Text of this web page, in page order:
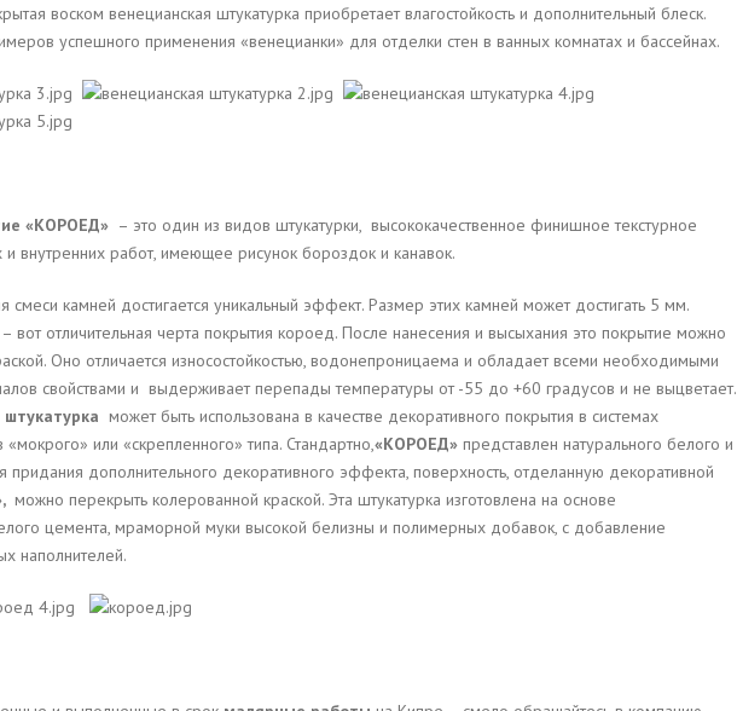
воском венецианская штукатурка приобретает влагостойкость и дополнительный блеск.
успешного применения «венецианки» для отделки стен в ванных комнатах и бассейнах.
«КОРОЕД» – это один из видов штукатурки, высококачественное финишное текстурное
внутренних работ, имеющее рисунок бороздок и канавок.
камней достигается уникальный эффект. Размер этих камней может достигать 5 мм.
вот отличительная черта покрытия короед. После нанесения и высыхания это покрытие можно
Оно отличается износостойкостью, водонепроницаема и обладает всеми необходимыми
свойствами и выдерживает перепады температуры от -55 до +60 градусов и не выцветает.
может быть использована в качестве декоративного покрытия в системах
или «скрепленного» типа. Стандартно, «КОРОЕД» представлен натурального белого и
дополнительного декоративного эффекта, поверхность, отделанную декоративной
можно перекрыть колерованной краской. Эта штукатурка изготовлена на основе
цемента, мраморной муки высокой белизны и полимерных добавок, с добавление
наполнителей.